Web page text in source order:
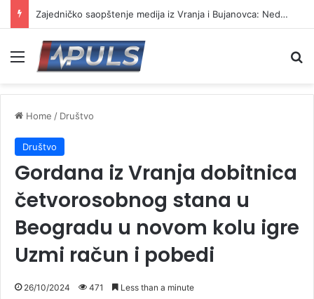
Zajedničko saopštenje medija iz Vranja i Bujanovca: Nedvosmislena podrška redakciji „Vranje News“
Menu
Home / Društvo
Društvo
Gordana iz Vranja dobitnica
četvorosobnog stana u
Beogradu u novom kolu igre
Uzmi račun i pobedi
26/10/2024 471 Less than a minute